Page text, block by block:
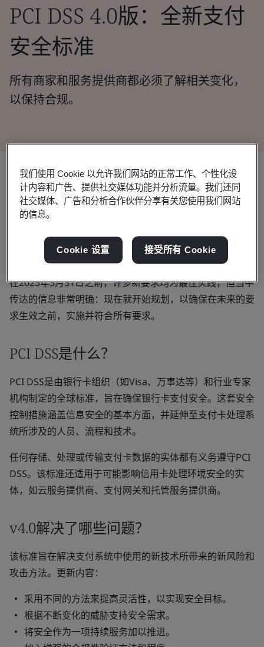
PCI DSS 4.0版：全新支付
安全标准
所有商家和服务提供商都必须了解相关变化，
以保持合规。
PCI DSS 3.2.1版已于近期停用，并于2024年4月1日由4.0版
据的商家和服务提供商都需要了解这些变化，并制定计划以
履行合规义务。
在2025年3月31日之前，许多新要求均为最佳实践，但当中
传达的信息非常明确：现在就开始规划，以确保在未来的要
求生效之前，实施并符合所有要求。
PCI DSS是什么？
PCI DSS是由银行卡组织（如Visa、万事达等）和行业专家
机构制定的全球标准，旨在确保银行卡支付安全。这套安全
控制措施涵盖信息安全的基本方面，并延伸至支付卡处理系
统所涉及的人员、流程和技术。
任何存储、处理或传输支付卡数据的实体都有义务遵守PCI
DSS。该标准还适用于可能影响信用卡处理环境安全的实
体，如云服务提供商、支付网关和托管服务提供商。
v4.0解决了哪些问题？
该标准旨在解决支付系统中使用的新技术所带来的新风险和
攻击方法。更新内容：
采用不同的方法来提高灵活性，以实现安全目标。
根据不断变化的威胁支持安全需求。
将安全作为一项持续服务加以推进。
我们使用 Cookie 以允许我们网站的正常工作、个性化设
计内容和广告、提供社交媒体功能并分析流量。我们还同
社交媒体、广告和分析合作伙伴分享有关您使用我们网站
的信息。
Cookie 设置 接受所有 Cookie